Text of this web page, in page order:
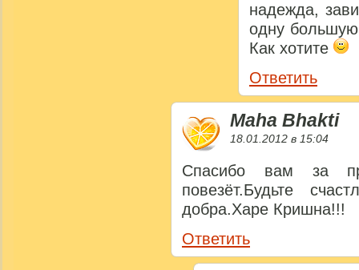
надежда,
одну
Как хотите
Ответить
Maha Bhakti
18.01.2012 в 15:04
Спасибо вам за
повезёт.Будьте
добра.Харе Кришна!!!
Ответить